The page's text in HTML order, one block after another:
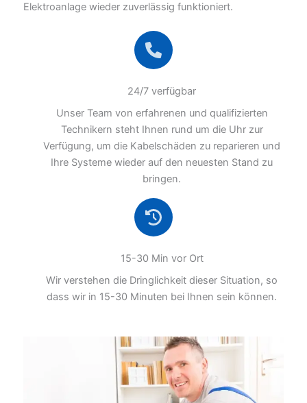
Elektroanlage wieder zuverlässig funktioniert.
24/7 verfügbar
Unser Team von erfahrenen und qualifizierten
Technikern steht Ihnen rund um die Uhr zur
Verfügung, um die Kabelschäden zu reparieren und
Ihre Systeme wieder auf den neuesten Stand zu
bringen.
15-30 Min vor Ort
Wir verstehen die Dringlichkeit dieser Situation, so
dass wir in 15-30 Minuten bei Ihnen sein können.